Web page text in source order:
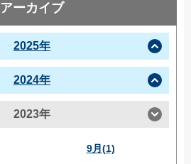
アーカイブ
2025年
2024年
2023年
9月(1)